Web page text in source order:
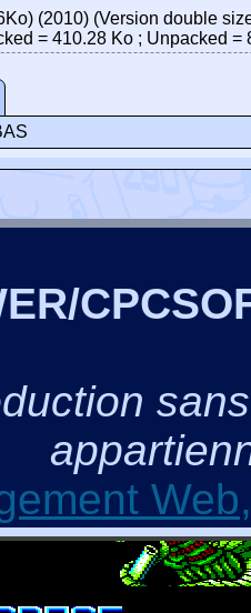
(2010) (Version double
= 410.28 Ko ; Unpacked =